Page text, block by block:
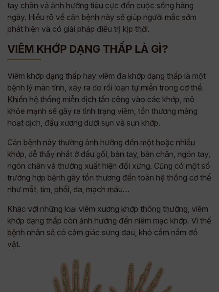
tay chân và ảnh hưởng tiêu cực đến cuộc sống hàng
ngày. Hiểu rõ về căn bệnh này sẽ giúp người mắc sớm
phát hiện và có giải pháp điều trị kịp thời.
VIÊM KHỚP DẠNG THẤP LÀ GÌ?
Viêm khớp dạng thấp hay viêm đa khớp dạng thấp là một
bệnh lý mãn tính, xảy ra do rối loạn tự miễn trong cơ thể.
Khiến hệ thống miễn dịch tấn công vào các khớp, mô
khỏe mạnh sẽ gây ra tình trạng viêm, tổn thương màng
hoạt dịch, đầu xương dưới sụn và sụn khớp.
Căn bệnh này thường ảnh hưởng đến một hoặc nhiều
khớp, dễ thấy nhất ở đầu gối, bàn tay, bàn chân, ngón tay,
ngón chân và thường xuất hiện đối xứng. Cũng có một số
trường hợp bệnh gây tổn thương đến toàn hệ thống cơ thể
như mắt, tim, phổi, da, mạch máu…
Khác với những loại viêm xương khớp thông thường, viêm
khớp dạng thấp còn ảnh hưởng đến niêm mạc khớp. Vì thế
bệnh nhân sẽ có cảm giác sưng đau, khó cầm nắm đồ
vật.